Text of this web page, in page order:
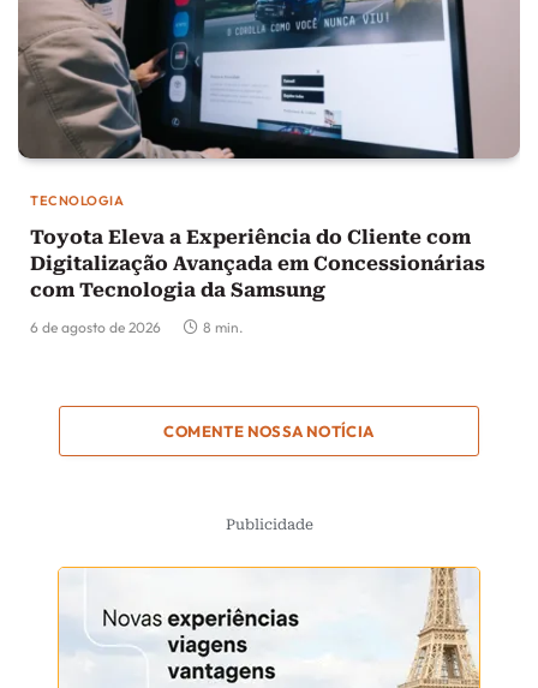
TECNOLOGIA
Toyota Eleva a Experiência do Cliente com
Digitalização Avançada em Concessionárias
com Tecnologia da Samsung
6 de agosto de 2026 8 min.
COMENTE NOSSA NOTÍCIA
Publicidade